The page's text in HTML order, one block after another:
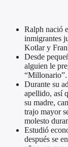
Ralph nació
inmigrantes
Kotlar y
Desde
alguien le
“Millonario”.
Durante su
apellido, así
su madre,
trajo mayor
molesto
Estudió
después se